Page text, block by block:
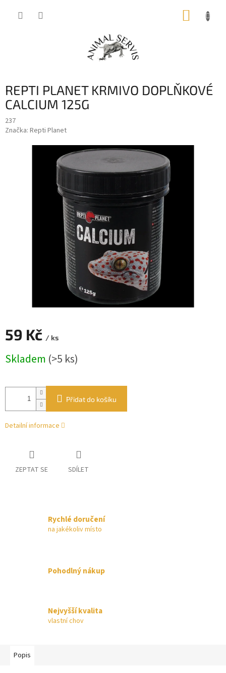
REPTI PLANET KRMIVO DOPLŇKOVÉ
CALCIUM 125G
237
Značka: Repti Planet
59 Kč / ks
cena:
Skladem (>5 ks)
Přidat do košíku
Detailní informace
ZEPTAT SE SDÍLET
Rychlé doručení
na jakékoliv místo
Pohodlný nákup
Nejvyšší kvalita
vlastní chov
Popis